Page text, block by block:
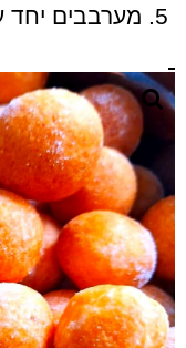
מערבבים יחד